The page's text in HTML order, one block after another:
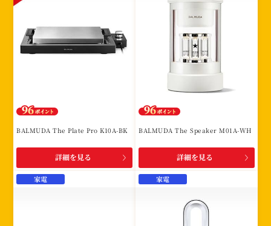
BALMUDA The Plate Pro K10A-BK
詳細を見る
BALMUDA The Speaker M01A-WH
詳細を見る
家電 家電